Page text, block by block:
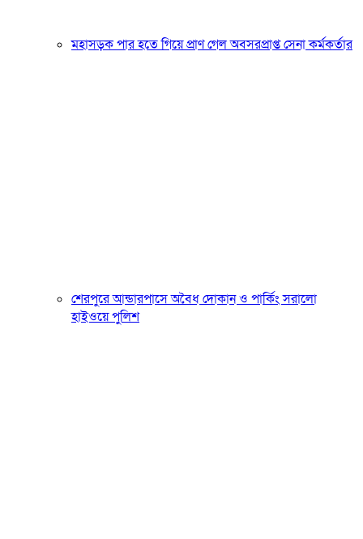
মহাসড়ক পার হতে গিয়ে প্রাণ গেল অবসরপ্রাপ্ত সেনা কর্মকর্তার
শেরপুরে আন্ডারপাসে অবৈধ দোকান ও পার্কিং সরালো
হাইওয়ে পুলিশ